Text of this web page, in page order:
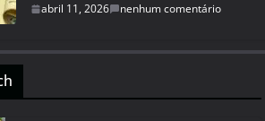
abril 11, 2026 nenhum comentário